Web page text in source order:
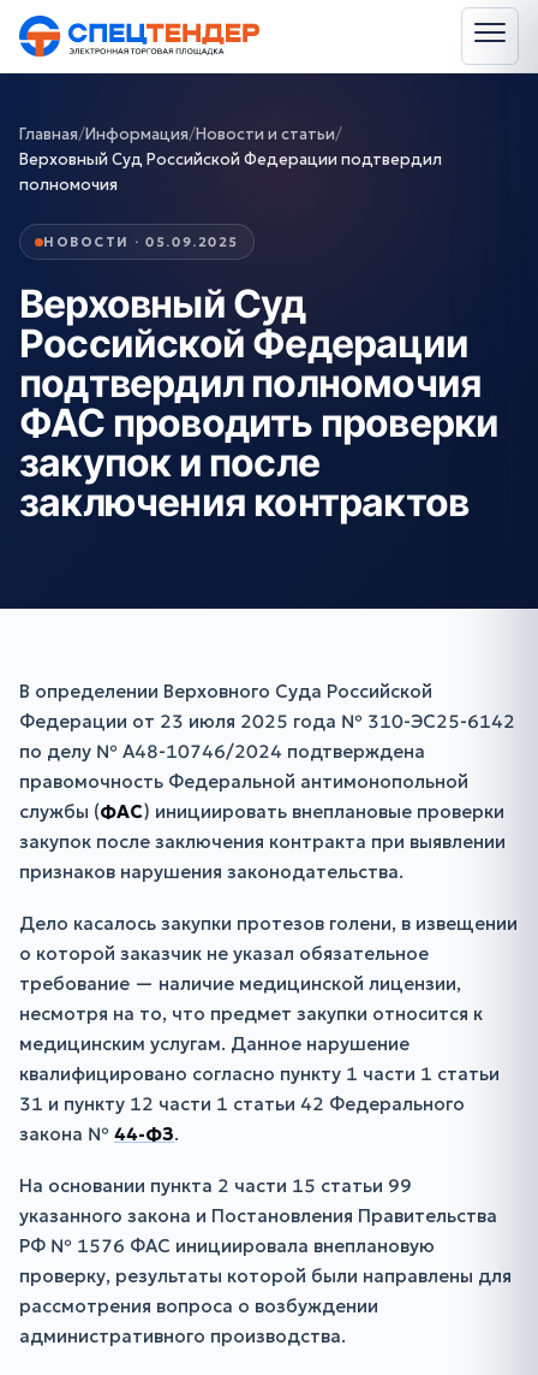
Главная/Информация/Новости и статьи/
Верховный Суд Российской Федерации подтвердил
полномочия
НОВОСТИ · 05.09.2025
Верховный Суд
Российской Федерации
подтвердил полномочия
ФАС проводить проверки
закупок и после
заключения контрактов
В определении Верховного Суда Российской
Федерации от 23 июля 2025 года № 310-ЭС25-6142
по делу № А48-10746/2024 подтверждена
правомочность Федеральной антимонопольной
службы (ФАС) инициировать внеплановые проверки
закупок после заключения контракта при выявлении
признаков нарушения законодательства.
Дело касалось закупки протезов голени, в извещении
о которой заказчик не указал обязательное
требование — наличие медицинской лицензии,
несмотря на то, что предмет закупки относится к
медицинским услугам. Данное нарушение
квалифицировано согласно пункту 1 части 1 статьи
31 и пункту 12 части 1 статьи 42 Федерального
закона № 44-ФЗ.
На основании пункта 2 части 15 статьи 99
указанного закона и Постановления Правительства
РФ № 1576 ФАС инициировала внеплановую
проверку, результаты которой были направлены для
рассмотрения вопроса о возбуждении
административного производства.